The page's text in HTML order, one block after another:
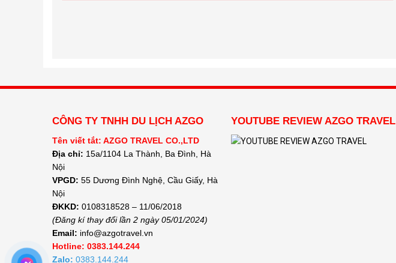
CÔNG TY TNHH DU LỊCH AZGO
Tên viết tắt: AZGO TRAVEL CO.,LTD
Địa chỉ: 15a/1104 La Thành, Ba Đình, Hà
Nội
VPGD: 55 Dương Đình Nghệ, Cầu Giấy, Hà
Nội
ĐKKD: 0108318528 – 11/06/2018
(Đăng kí thay đổi lần 2 ngày 05/01/2024)
Email: info@azgotravel.vn
Hotline: 0383.144.244
Zalo: 0383.144.244
YOUTUBE REVIEW AZGO TRAVEL